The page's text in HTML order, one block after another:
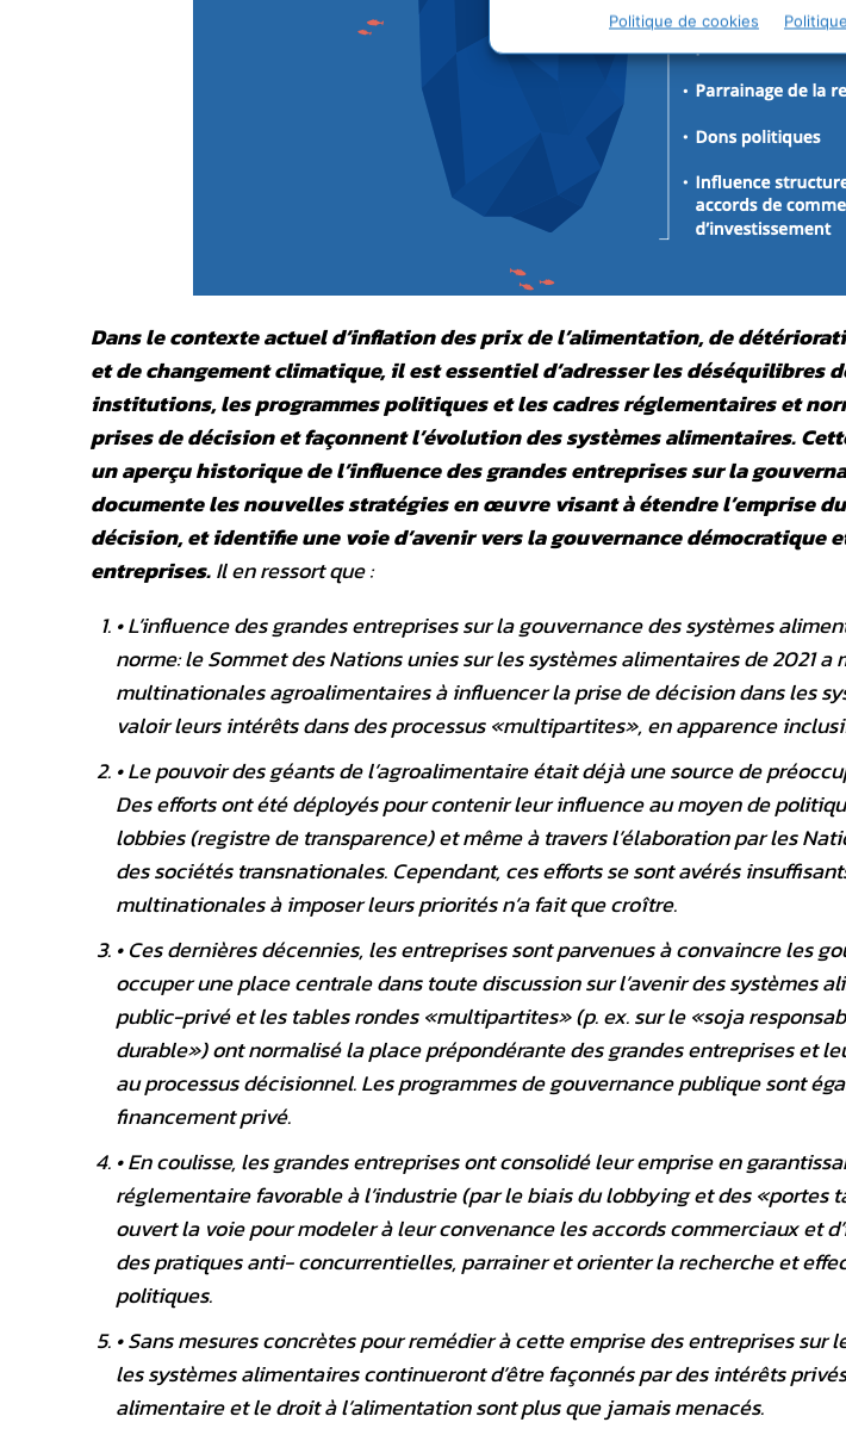
Politique de cookies
Dans le contexte actuel d’inflation des prix de l’alimentation, de
et de changement climatique, il est essentiel d’adresser les déséquilibres
institutions, les programmes politiques et les cadres réglementaires et
prises de décision et façonnent l’évolution des systèmes alimentaires.
un aperçu historique de l’influence des grandes entreprises sur la
documente les nouvelles stratégies en œuvre visant à étendre l’emprise
décision, et identifie une voie d’avenir vers la gouvernance démocratique
entreprises.Il en ressort que :
• L’influence des grandes entreprises sur la gouvernance des systèmes
norme: le Sommet des Nations unies sur les systèmes alimentaires de 2021
multinationales agroalimentaires à influencer la prise de décision dans les
valoir leurs intérêts dans des processus «multipartites», en apparence
• Le pouvoir des géants de l’agroalimentaire était déjà une source de
Des efforts ont été déployés pour contenir leur influence au moyen de
lobbies (registre de transparence) et même à travers l’élaboration par les
des sociétés transnationales. Cependant, ces efforts se sont avérés
multinationales à imposer leurs priorités n’a fait que croître.
• Ces dernières décennies, les entreprises sont parvenues à convaincre les
occuper une place centrale dans toute discussion sur l’avenir des systèmes
public-privé et les tables rondes «multipartites» (p. ex. sur le «soja
durable») ont normalisé la place prépondérante des grandes entreprises et
au processus décisionnel. Les programmes de gouvernance publique sont
financement privé.
• En coulisse, les grandes entreprises ont consolidé leur emprise en
réglementaire favorable à l’industrie (par le biais du lobbying et des «portes
ouvert la voie pour modeler à leur convenance les accords commerciaux et
des pratiques anti- concurrentielles, parrainer et orienter la recherche et
politiques.
• Sans mesures concrètes pour remédier à cette emprise des entreprises sur
les systèmes alimentaires continueront d’être façonnés par des intérêts
alimentaire et le droit à l’alimentation sont plus que jamais menacés.